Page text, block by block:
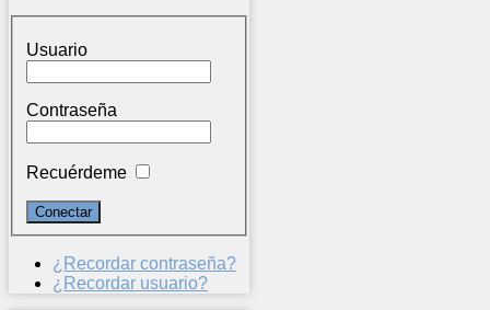
Usuario
Contraseña
Recuérdeme
¿Recordar contraseña?
¿Recordar usuario?